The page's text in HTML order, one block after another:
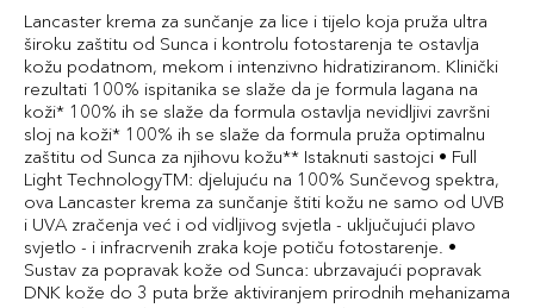
Lancaster krema za sunčanje za lice i tijelo koja pruža ultra
široku zaštitu od Sunca i kontrolu fotostarenja te ostavlja
kožu podatnom, mekom i intenzivno hidratiziranom. Klinički
rezultati 100% ispitanika se slaže da je formula lagana na
koži* 100% ih se slaže da formula ostavlja nevidljivi završni
sloj na koži* 100% ih se slaže da formula pruža optimalnu
zaštitu od Sunca za njihovu kožu** Istaknuti sastojci • Full
Light TechnologyTM: djelujuću na 100% Sunčevog spektra,
ova Lancaster krema za sunčanje štiti kožu ne samo od UVB
i UVA zračenja već i od vidljivog svjetla - uključujući plavo
svjetlo - i infracrvenih zraka koje potiču fotostarenje. •
Sustav za popravak kože od Sunca: ubrzavajući popravak
DNK kože do 3 puta brže aktiviranjem prirodnih mehanizama